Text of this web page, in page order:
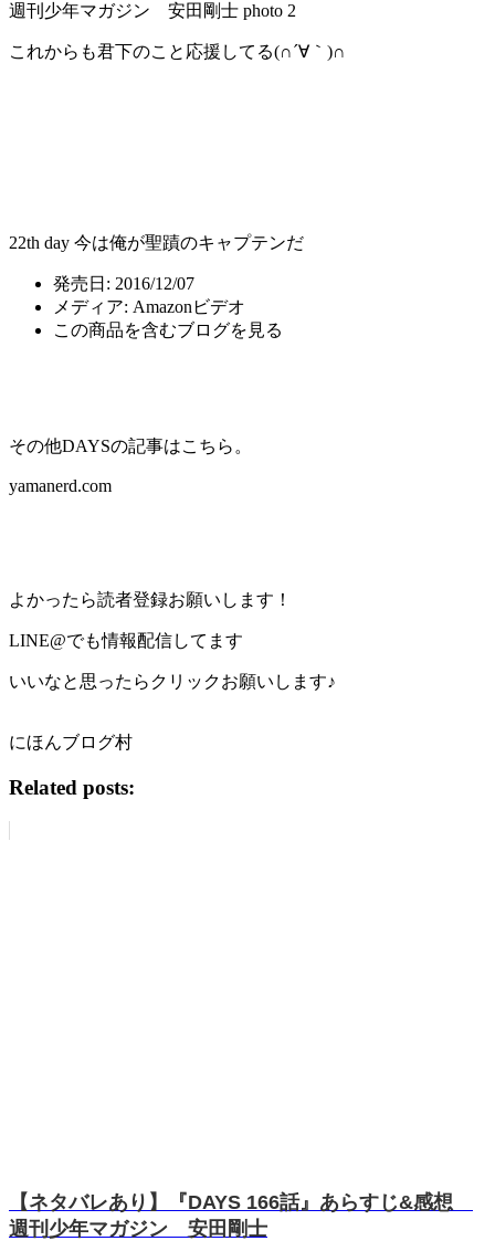
これからも君下のこと応援してる(∩´∀｀)∩
22th day 今は俺が聖蹟のキャプテンだ
発売日: 2016/12/07
メディア: Amazonビデオ
この商品を含むブログを見る
その他DAYSの記事はこちら。
yamanerd.com
よかったら読者登録お願いします！
LINE@でも情報配信してます
いいなと思ったらクリックお願いします♪
にほんブログ村
Related posts:
【ネタバレあり】『DAYS 166話』あらすじ&感想
週刊少年マガジン 安田剛士